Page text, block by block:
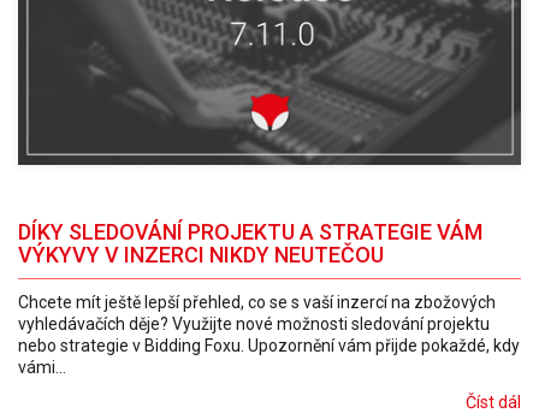
DÍKY SLEDOVÁNÍ PROJEKTU A STRATEGIE VÁM
VÝKYVY V INZERCI NIKDY NEUTEČOU
Chcete mít ještě lepší přehled, co se s vaší inzercí na zbožových
vyhledávačích děje? Využijte nové možnosti sledování projektu
nebo strategie v Bidding Foxu. Upozornění vám přijde pokaždé, kdy
vámi...
Číst dál